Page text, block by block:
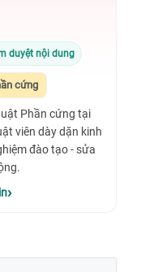
duyệt nội dung
cứng
Phần cứng tại
viên dày dặn kinh
đào tạo - sửa